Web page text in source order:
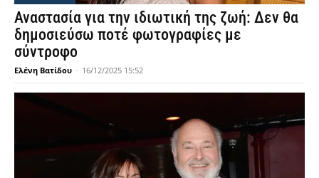
Αναστασία για την ιδιωτική της ζωή: Δεν θα
δημοσιεύσω ποτέ φωτογραφίες με
σύντροφο
Ελένη Βατίδου - 16/12/2025 15:52